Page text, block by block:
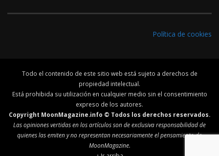
Política de cookies
Todo el contenido de este sitio web está sujeto a derechos de
propiedad intelectual.
Está prohibida su utilización en cualquier medio sin el consentimiento
expreso de los autores.
Copyright MoonMagazine.info © Todos los derechos reservados.
Las opiniones vertidas en los artículos son de exclusiva responsabilidad de
quienes las emiten y no representan necesariamente el pensamiento de
MoonMagazine.